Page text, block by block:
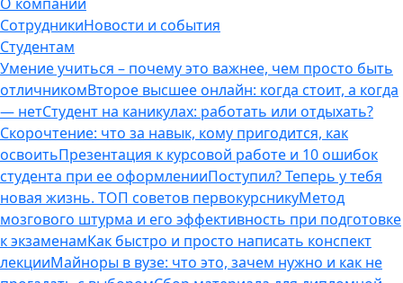
СотрудникиНовости и события
Студентам
Умение учиться – почему это важнее, чем просто быть
отличникомВторое высшее онлайн: когда стоит, а когда
— нетСтудент на каникулах: работать или отдыхать?
Скорочтение: что за навык, кому пригодится, как
освоитьПрезентация к курсовой работе и 10 ошибок
студента при ее оформленииПоступил? Теперь у тебя
новая жизнь. ТОП советов первокурсникуМетод
мозгового штурма и его эффективность при подготовке
к экзаменамКак быстро и просто написать конспект
лекцииМайноры в вузе: что это, зачем нужно и как не